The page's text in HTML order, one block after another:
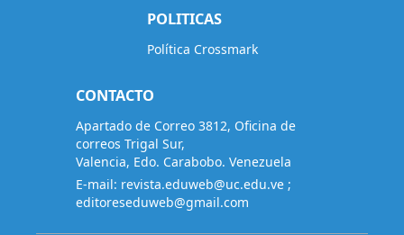
POLITICAS
Política Crossmark
CONTACTO
Apartado de Correo 3812, Oficina de
correos Trigal Sur,
Valencia, Edo. Carabobo. Venezuela
E-mail: revista.eduweb@uc.edu.ve ;
editoreseduweb@gmail.com